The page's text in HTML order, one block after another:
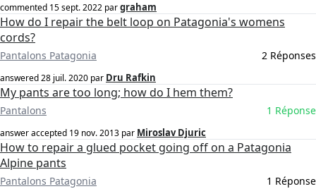
commented 15 sept. 2022 pargraham
How do I repair the belt loop on Patagonia's womens
cords?
Pantalons Patagonia 2 Réponses
answered28 juil. 2020 par Dru Rafkin
My pants are too long; how do I hem them?
Pantalons 1 Réponse
answer accepted 19 nov. 2013 par Miroslav Djuric
How to repair a glued pocket going off on a Patagonia
Alpine pants
Pantalons Patagonia 1 Réponse